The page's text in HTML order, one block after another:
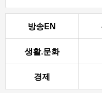
방송EN
생활.문화
경제